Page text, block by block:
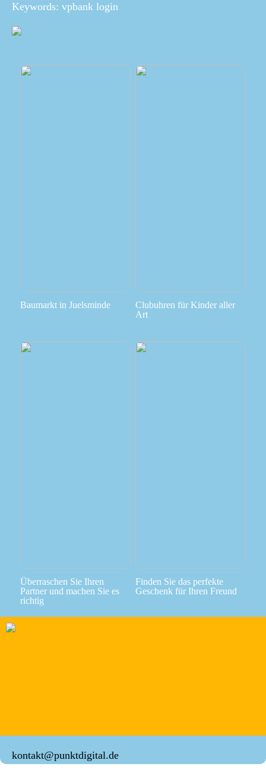
Keywords: vpbank login
Baumarkt in Juelsminde
Clubuhren für Kinder aller
Art
Überraschen Sie Ihren
Partner und machen Sie es
richtig
Finden Sie das perfekte
Geschenk für Ihren Freund
kontakt@punktdigital.de